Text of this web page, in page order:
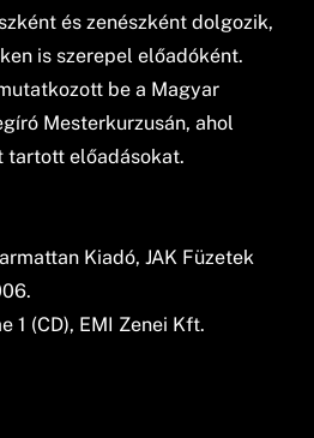
és zenészként dolgozik,
is szerepel előadóként.
be a Magyar
Mesterkurzusán, ahol
tartott előadásokat.
Kiadó, JAK Füzetek
1 (CD), EMI Zenei Kft.